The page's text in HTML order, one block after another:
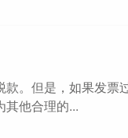
。但是，如果发票
其他合理的...